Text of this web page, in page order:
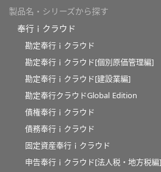
製品名・シリーズから探す
奉行ｉクラウド
勘定奉行ｉクラウド
勘定奉行ｉクラウド[個別原価管理編]
勘定奉行ｉクラウド[建設業編]
勘定奉行クラウドGlobal Edition
債権奉行ｉクラウド
債務奉行ｉクラウド
固定資産奉行ｉクラウド
申告奉行ｉクラウド[法人税・地方税編]